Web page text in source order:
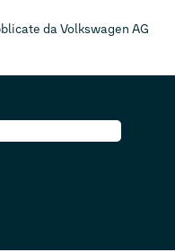
da Volkswagen AG